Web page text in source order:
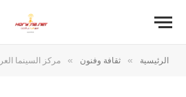
الرئيسية » ثقافة وفنون » مركز السينما العربية يعلن